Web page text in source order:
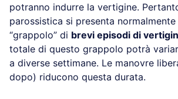
potranno indurre la vertigine.
parossistica si presenta
“grappolo” di brevi episodi di
totale di questo grappolo potrà
a diverse settimane. Le manovre
dopo) riducono questa durata.